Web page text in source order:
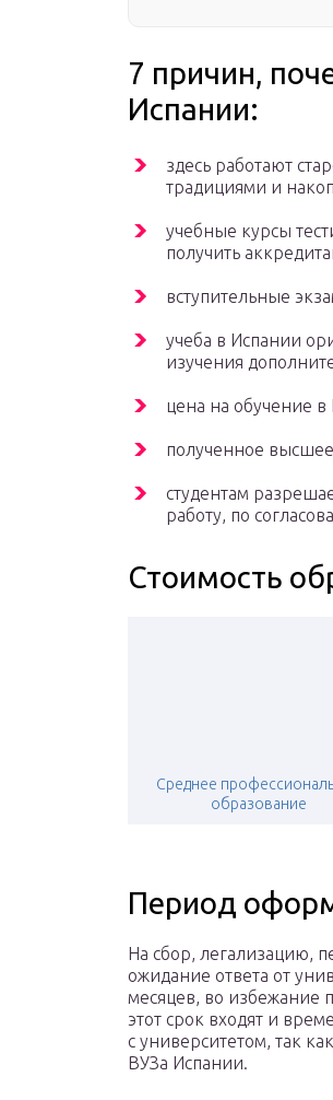
7 причин,
Испании:
здесь работают
традициями и
учебные курсы
получить
вступительные
учеба в Испании
изучения
цена на обучение в
полученное
студентам
работу, по
Стоимость
Среднее
образование
Период
На сбор, легализацию,
ожидание ответа от
месяцев, во избежание
этот срок входят и
с университетом, так
ВУЗа Испании.